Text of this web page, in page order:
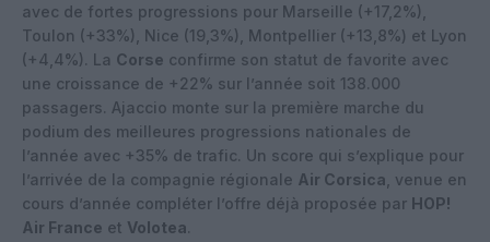
avec de fortes progressions pour Marseille (+17,2%),
Toulon (+33%), Nice (19,3%), Montpellier (+13,8%) et Lyon
(+4,4%). La Corse confirme son statut de favorite avec
une croissance de +22% sur l’année soit 138.000
passagers. Ajaccio monte sur la première marche du
podium des meilleures progressions nationales de
l’année avec +35% de trafic. Un score qui s’explique pour
l’arrivée de la compagnie régionale Air Corsica , venue en
cours d’année compléter l’offre déjà proposée par HOP!
Air France et Volotea.